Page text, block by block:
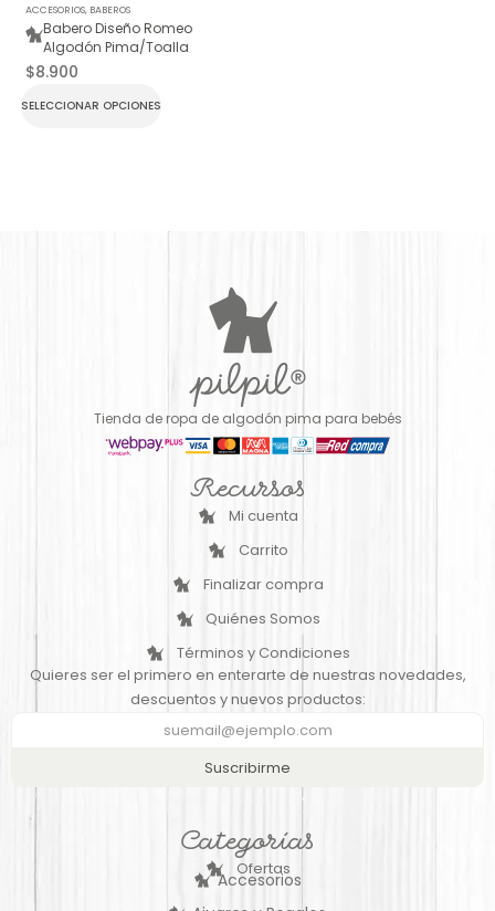
ACCESORIOS, BABEROS
Babero Diseño Romeo
Algodón Pima/Toalla
$8.900
SELECCIONAR OPCIONES
Tienda de ropa de algodón pima para bebés
Recursos
Mi cuenta
Carrito
Finalizar compra
Quiénes Somos
Términos y Condiciones
Quieres ser el primero en enterarte de nuestras novedades,
descuentos y nuevos productos:
Suscribirme
Categorías
Ofertas
Accesorios